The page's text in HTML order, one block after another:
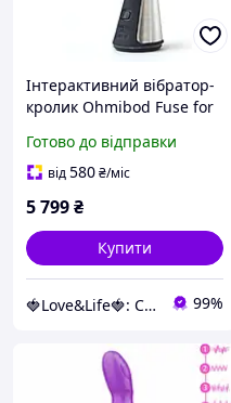
Інтерактивний вібратор-
кролик Ohmibod Fuse for
дорослих іграшок
Готово до відправки
від580₴/міс
5 799₴
Купити
🍓Love&Life🍓: Світ Здоров'я 💋 99%